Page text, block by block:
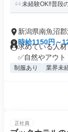
未経験OK‼普段
新潟県南魚沼
時給1150円～
求めている人
✅自然やアウト
制服あり 業界未
正社員